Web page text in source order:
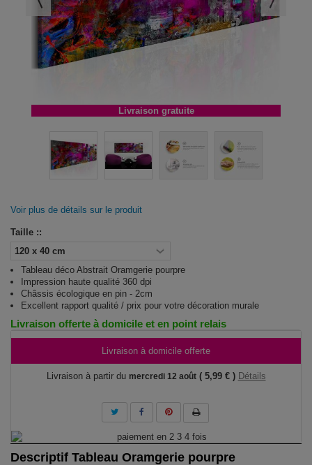
Livraison gratuite
Voir plus de détails sur le produit
Taille ::
Tableau déco Abstrait Oramgerie pourpre
Impression haute qualité 360 dpi
Châssis écologique en pin - 2cm
Excellent rapport qualité / prix pour votre décoration murale
Livraison offerte à domicile et en point relais
Livraison à domicile offerte
Livraison à partir du mercredi 12 août ( 5,99 € ) Détails
Descriptif Tableau Oramgerie pourpre